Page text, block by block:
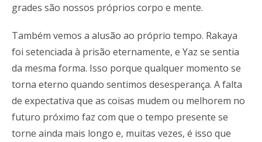
grades são nossos próprios corpo e mente.
Também vemos a alusão ao próprio tempo. Rakaya
foi setenciada à prisão eternamente, e Yaz se sentia
da mesma forma. Isso porque qualquer momento se
torna eterno quando sentimos desesperança. A falta
de expectativa que as coisas mudem ou melhorem no
futuro próximo faz com que o tempo presente se
torne ainda mais longo e, muitas vezes, é isso que